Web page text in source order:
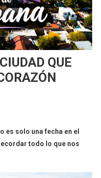
QUE
es solo una fecha en el
todo lo que nos